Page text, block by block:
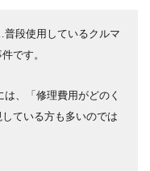
普段使用しているクルマ
です。
、「修理費用がどのく
ている方も多いのでは